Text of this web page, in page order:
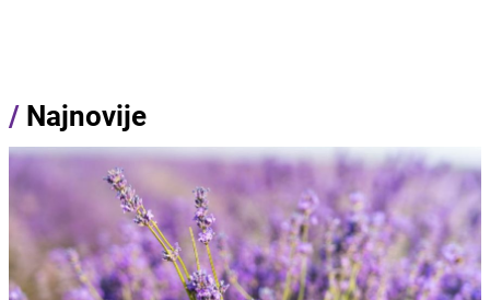
/ Najnovije